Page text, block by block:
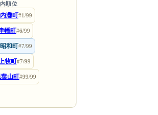
順位
灘町#1/99
幡町#6/99
和町#7/99
牧町#7/99
山町#99/99